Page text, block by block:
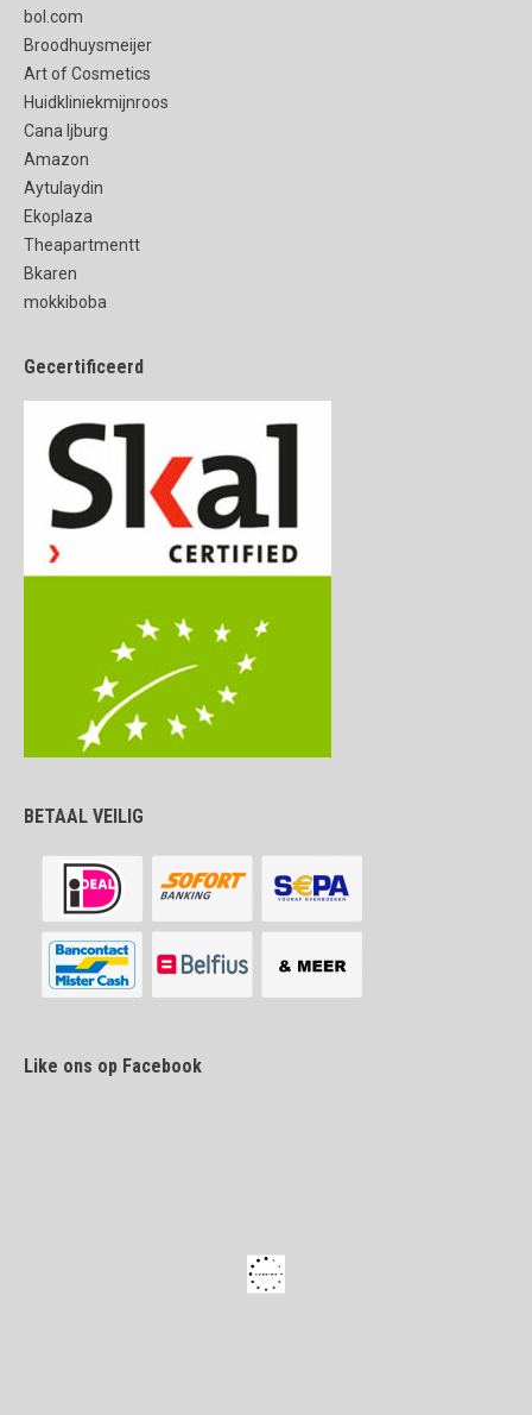
bol.com
Broodhuysmeijer
Art of Cosmetics
Huidkliniekmijnroos
Cana Ijburg
Amazon
Aytulaydin
Ekoplaza
Theapartmentt
Bkaren
mokkiboba
Gecertificeerd
BETAAL VEILIG
Like ons op Facebook